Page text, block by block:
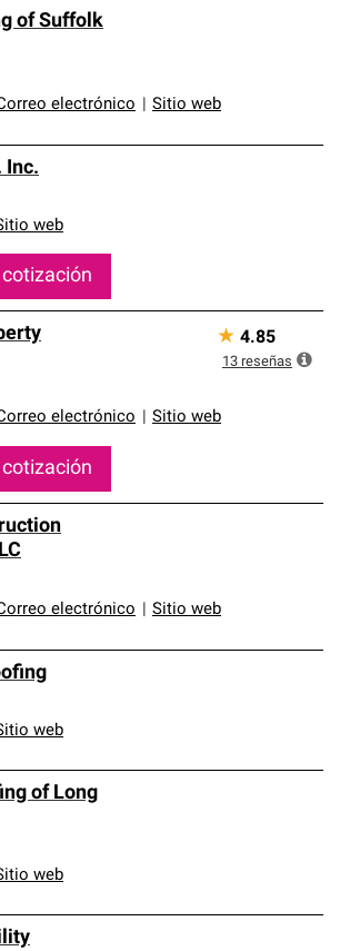
of Suffolk
electrónico Sitio web
Inc.
web
electrónico Sitio web
★ 4.85
13 reseñas
electrónico Sitio web
web
of Long
web